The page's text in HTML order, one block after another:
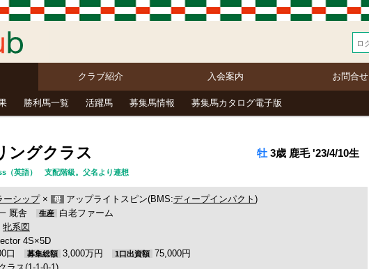
クラブ紹介 入会案内 お問合せ
勝利馬一覧 活躍馬 募集馬情報 募集馬カタログ電子版
ングクラス 牡 3歳 鹿毛 '23/4/10生
（英語） 支配階級。父名より連想
ーシップ× 母 アップライトスピン(BMS:ディープインパクト )
厩舎 生産
白老ファーム
牝系図
4S×5D
口 募集総額 3,000万円 1口出資額 75,000円